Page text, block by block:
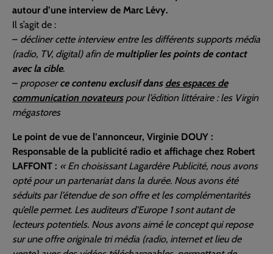
autour d’une interview de Marc Lévy.
Il s’agit de :
– décliner cette interview entre les différents supports média
(radio, TV, digital) afin de multiplier les points de contact
avec la cible.
– proposerce contenu exclusif dans des espaces de
communication novateurspour l’édition littéraire : les Virgin
mégastores
Le point de vue de l’annonceur, Virginie DOUY :
Responsable de la publicité radio et affichage chez Robert
LAFFONT : « En choisissant Lagardère Publicité, nous avons
opté pour un partenariat dans la durée. Nous avons été
séduits par l’étendue de son offre et les complémentarités
qu’elle permet. Les auditeurs d’Europe 1 sont autant de
lecteurs potentiels. Nous avons aimé le concept qui repose
sur une offre originale tri média (radio, internet et lieu de